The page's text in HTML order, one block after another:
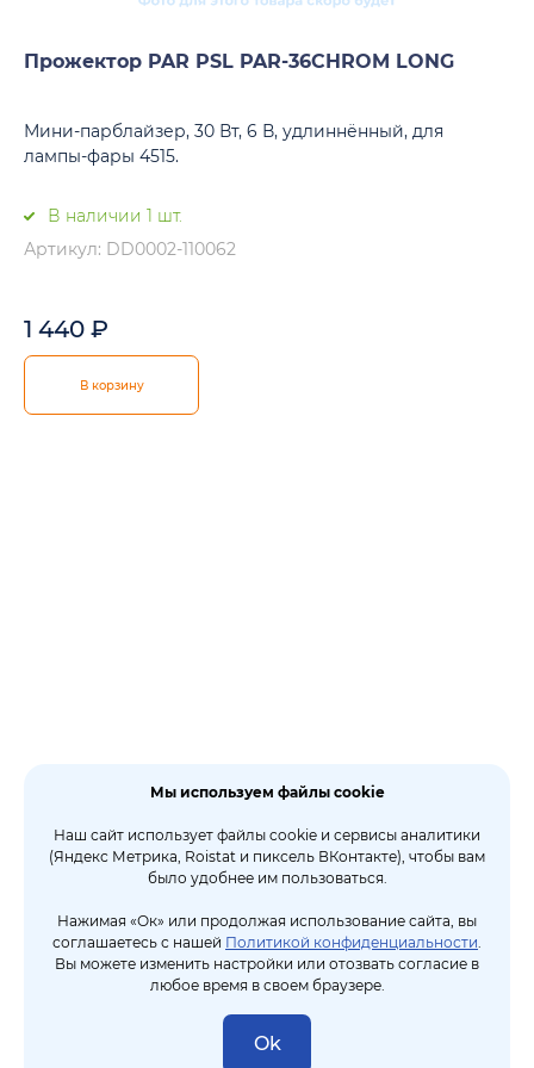
Прожектор PAR PSL PAR-36CHROM LONG
Мини-парблайзер, 30 Вт, 6 В, удлиннённый, для
лампы-фары 4515.
В наличии 1 шт.
Артикул: DD0002-110062
1 440 ₽
В корзину
Мы используем файлы cookie
Наш сайт использует файлы cookie и сервисы аналитики
(Яндекс Метрика, Roistat и пиксель ВКонтакте), чтобы вам
было удобнее им пользоваться.
Нажимая «Ок» или продолжая использование сайта, вы
соглашаетесь с нашей Политикой конфиденциальности.
Вы можете изменить настройки или отозвать согласие в
любое время в своем браузере.
Ok